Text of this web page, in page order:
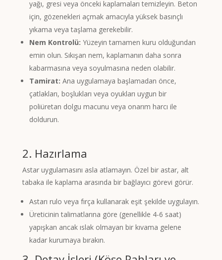
yağı, gresi veya önceki kaplamaları temizleyin. Beton
için, gözenekleri açmak amacıyla yüksek basınçlı
yıkama veya taşlama gerekebilir.
Nem Kontrolü: Yüzeyin tamamen kuru olduğundan
emin olun. Sıkışan nem, kaplamanın daha sonra
kabarmasına veya soyulmasına neden olabilir.
Tamirat: Ana uygulamaya başlamadan önce,
çatlakları, boşlukları veya oyukları uygun bir
poliüretan dolgu macunu veya onarım harcı ile
doldurun.
2. Hazırlama
Astar uygulamasını asla atlamayın. Özel bir astar, alt
tabaka ile kaplama arasında bir bağlayıcı görevi görür.
Astarı rulo veya fırça kullanarak eşit şekilde uygulayın.
Üreticinin talimatlarına göre (genellikle 4-6 saat)
yapışkan ancak ıslak olmayan bir kıvama gelene
kadar kurumaya bırakın.